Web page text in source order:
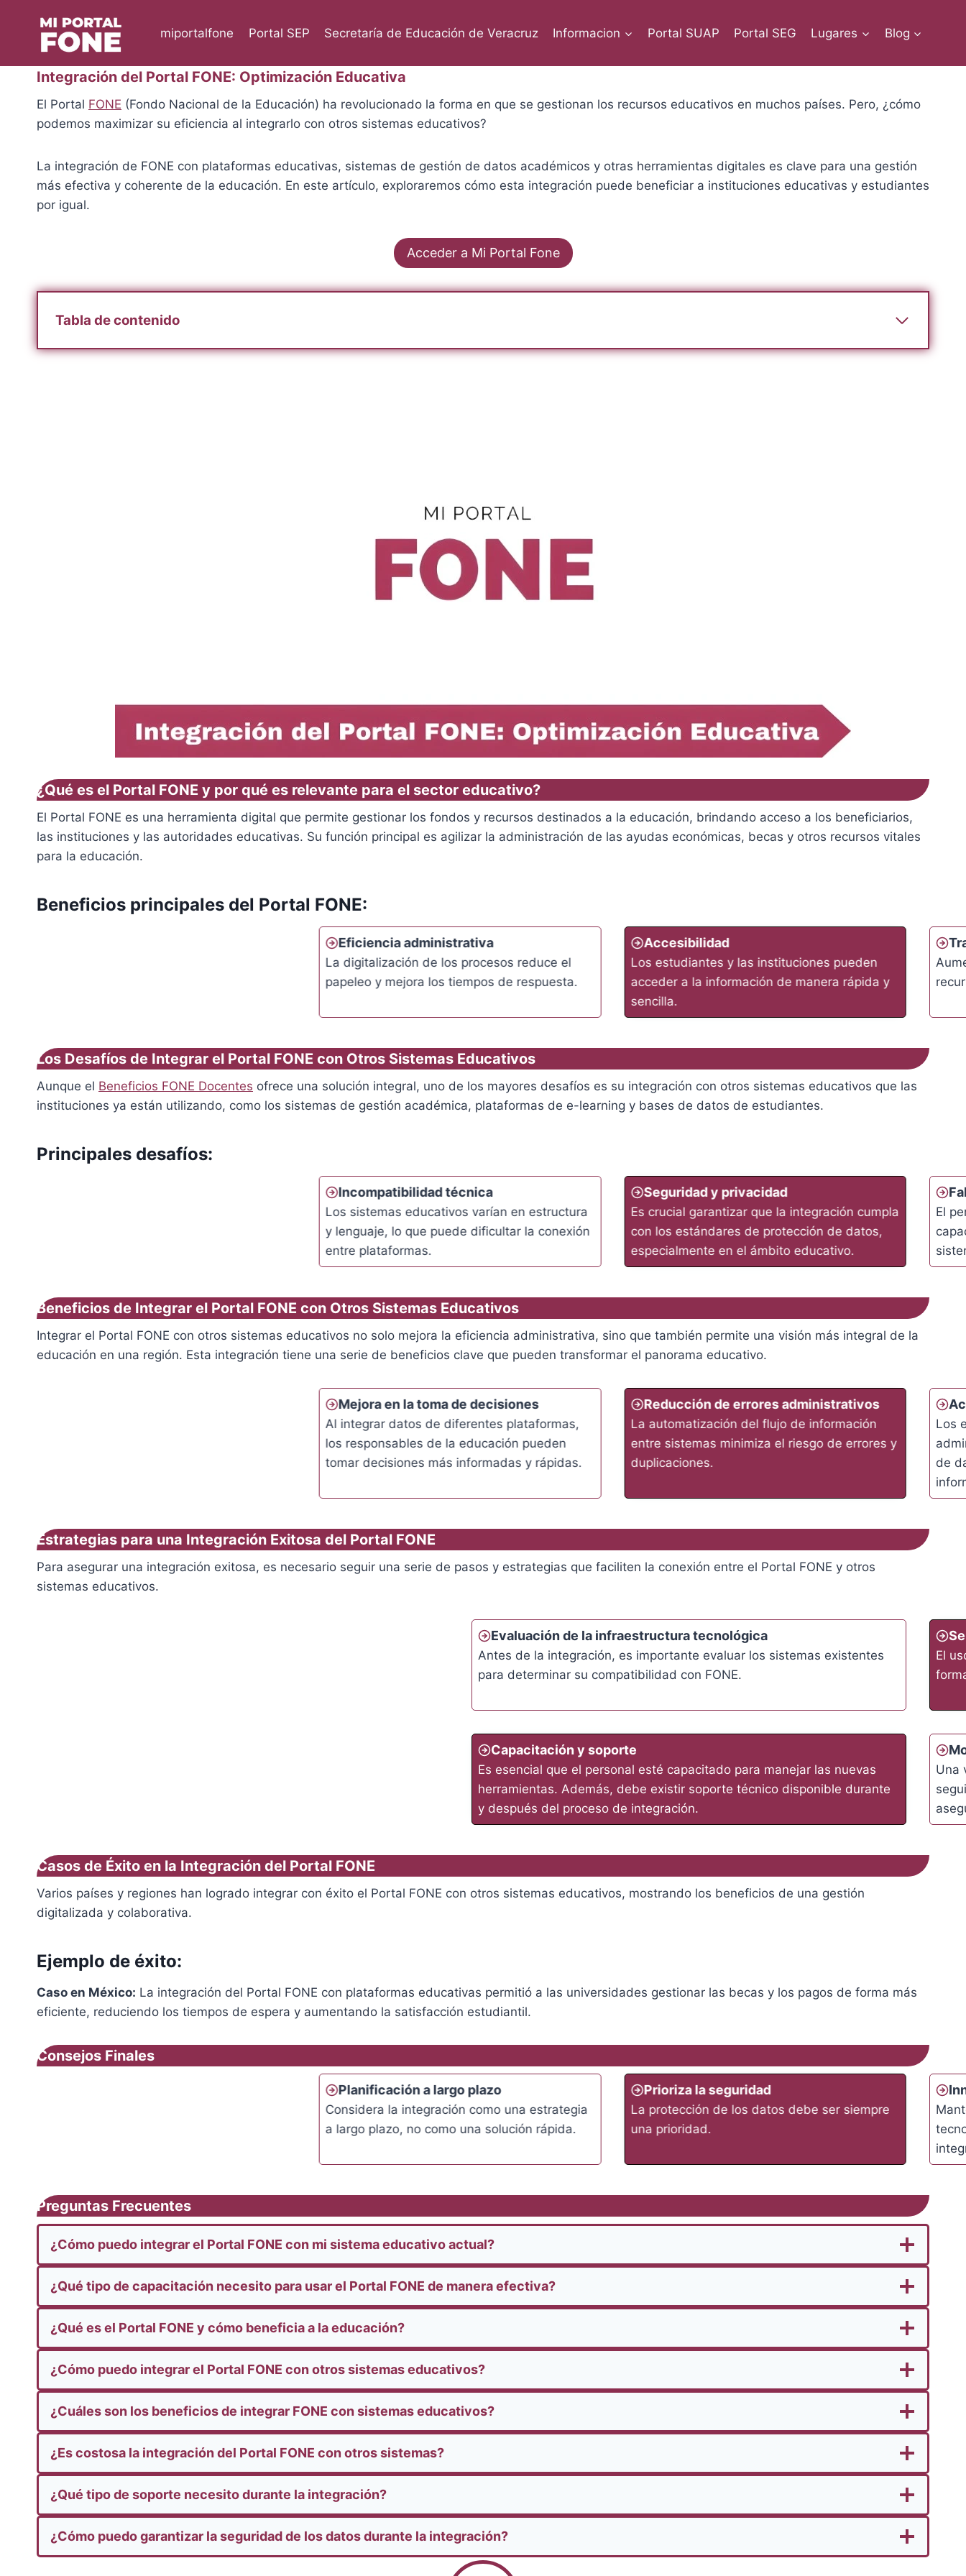
miportalfone Portal SEP Secretaría de Educación de Veracruz Informacion Portal SUAP Portal SEG Lugares Blog
Integración del Portal FONE: Optimización Educativa
El Portal FONE (Fondo Nacional de la Educación) ha revolucionado la forma en que se gestionan los recursos educativos en muchos países. Pero, ¿cómo
podemos maximizar su eficiencia al integrarlo con otros sistemas educativos?
La integración de FONE con plataformas educativas, sistemas de gestión de datos académicos y otras herramientas digitales es clave para una gestión
más efectiva y coherente de la educación. En este artículo, exploraremos cómo esta integración puede beneficiar a instituciones educativas y estudiantes
por igual.
Acceder a Mi Portal Fone
Tabla de contenido
¿Qué es el Portal FONE y por qué es relevante para el sector educativo?
El Portal FONE es una herramienta digital que permite gestionar los fondos y recursos destinados a la educación, brindando acceso a los beneficiarios,
las instituciones y las autoridades educativas. Su función principal es agilizar la administración de las ayudas económicas, becas y otros recursos vitales
para la educación.
Beneficios principales del Portal FONE:
Eficiencia administrativa
La digitalización de los procesos reduce el
papeleo y mejora los tiempos de respuesta.
Accesibilidad
Los estudiantes y las instituciones pueden
acceder a la información de manera rápida y
sencilla.
Los Desafíos de Integrar el Portal FONE con Otros Sistemas Educativos
Aunque el Beneficios FONE Docentes ofrece una solución integral, uno de los mayores desafíos es su integración con otros sistemas educativos que las
instituciones ya están utilizando, como los sistemas de gestión académica, plataformas de e-learning y bases de datos de estudiantes.
Principales desafíos:
Incompatibilidad técnica
Los sistemas educativos varían en estructura
y lenguaje, lo que puede dificultar la conexión
entre plataformas.
Seguridad y privacidad
Es crucial garantizar que la integración cumpla
con los estándares de protección de datos,
especialmente en el ámbito educativo.
El
Beneficios de Integrar el Portal FONE con Otros Sistemas Educativos
Integrar el Portal FONE con otros sistemas educativos no solo mejora la eficiencia administrativa, sino que también permite una visión más integral de la
educación en una región. Esta integración tiene una serie de beneficios clave que pueden transformar el panorama educativo.
Mejora en la toma de decisiones
Al integrar datos de diferentes plataformas,
los responsables de la educación pueden
tomar decisiones más informadas y rápidas.
Reducción de errores administrativos
La automatización del flujo de información
entre sistemas minimiza el riesgo de errores y
duplicaciones.
Los
de
Estrategias para una Integración Exitosa del Portal FONE
Para asegurar una integración exitosa, es necesario seguir una serie de pasos y estrategias que faciliten la conexión entre el Portal FONE y otros
sistemas educativos.
Evaluación de la infraestructura tecnológica
Antes de la integración, es importante evaluar los sistemas existentes
para determinar su compatibilidad con FONE.
El
Capacitación y soporte
Es esencial que el personal esté capacitado para manejar las nuevas
herramientas. Además, debe existir soporte técnico disponible durante
y después del proceso de integración.
Una
Casos de Éxito en la Integración del Portal FONE
Varios países y regiones han logrado integrar con éxito el Portal FONE con otros sistemas educativos, mostrando los beneficios de una gestión
digitalizada y colaborativa.
Ejemplo de éxito:
Caso en México: La integración del Portal FONE con plataformas educativas permitió a las universidades gestionar las becas y los pagos de forma más
eficiente, reduciendo los tiempos de espera y aumentando la satisfacción estudiantil.
Consejos Finales
Planificación a largo plazo
Considera la integración como una estrategia
a largo plazo, no como una solución rápida.
Prioriza la seguridad
La protección de los datos debe ser siempre
una prioridad.
Preguntas Frecuentes
¿Cómo puedo integrar el Portal FONE con mi sistema educativo actual?
¿Qué tipo de capacitación necesito para usar el Portal FONE de manera efectiva?
¿Qué es el Portal FONE y cómo beneficia a la educación?
¿Cómo puedo integrar el Portal FONE con otros sistemas educativos?
¿Cuáles son los beneficios de integrar FONE con sistemas educativos?
¿Es costosa la integración del Portal FONE con otros sistemas?
¿Qué tipo de soporte necesito durante la integración?
¿Cómo puedo garantizar la seguridad de los datos durante la integración?